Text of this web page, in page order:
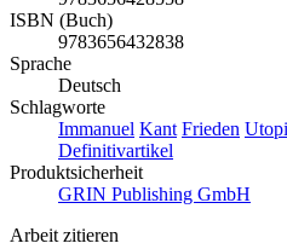
ISBN (Buch)
9783656432838
Sprache
Deutsch
Schlagworte
Immanuel Kant Frieden
Definitivartikel
Produktsicherheit
GRIN Publishing GmbH
Arbeit zitieren